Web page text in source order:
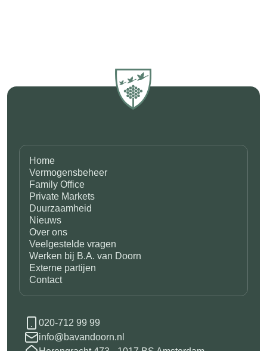
Home
Vermogensbeheer
Family Office
Private Markets
Duurzaamheid
Nieuws
Over ons
Veelgestelde vragen
Werken bij B.A. van Doorn
Externe partijen
Contact
020-712 99 99
info@bavandoorn.nl